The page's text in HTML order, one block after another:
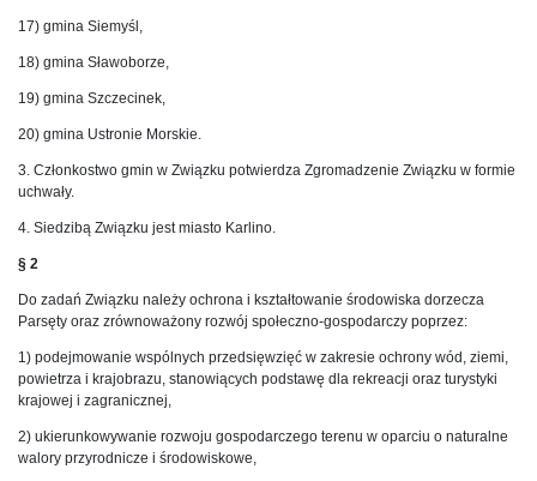
17) gmina Siemyśl,
18) gmina Sławoborze,
19) gmina Szczecinek,
20) gmina Ustronie Morskie.
3. Członkostwo gmin w Związku potwierdza Zgromadzenie Związku w formie
uchwały.
4. Siedzibą Związku jest miasto Karlino.
§ 2
Do zadań Związku należy ochrona i kształtowanie środowiska dorzecza
Parsęty oraz zrównoważony rozwój społeczno-gospodarczy poprzez:
1) podejmowanie wspólnych przedsięwzięć w zakresie ochrony wód, ziemi,
powietrza i krajobrazu, stanowiących podstawę dla rekreacji oraz turystyki
krajowej i zagranicznej,
2) ukierunkowywanie rozwoju gospodarczego terenu w oparciu o naturalne
walory przyrodnicze i środowiskowe,